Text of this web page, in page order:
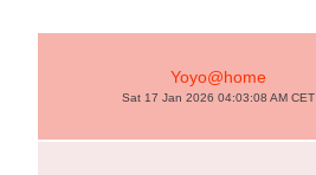
Yoyo@home
Sat 17 Jan 2026 04:03:08 AM CET